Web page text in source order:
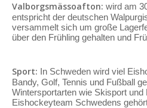
Valborgsmässoafton: wird am
entspricht der deutschen
versammelt sich um große
über den Frühling gehalten und
Sport: In Schweden wird viel
Bandy, Golf, Tennis und Fußball
Wintersportarten wie Skisport und
Eishockeyteam Schwedens